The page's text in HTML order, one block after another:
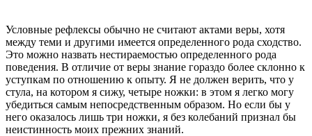
Условные рефлексы обычно не считают актами веры, хотя
между теми и другими имеется определенного рода сходство.
Это можно назвать нестираемостью определенного рода
поведения. В отличие от веры знание гораздо более склонно к
уступкам по отношению к опыту. Я не должен верить, что у
стула, на котором я сижу, четыре ножки: в этом я легко могу
убедиться самым непосредственным образом. Но если бы у
него оказалось лишь три ножки, я без колебаний признал бы
неистинность моих прежних знаний.